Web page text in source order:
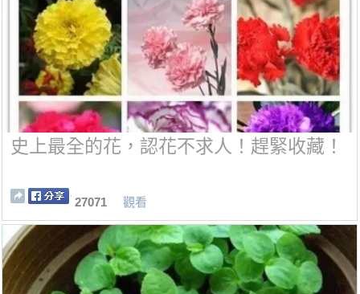
史上最全的花，認花不求人！趕緊收藏！
27071 觀看